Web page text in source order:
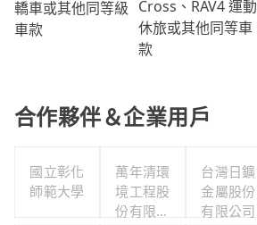
轎車或其他同等級
車款
Cross、RAV4 運動
休旅或其他同等車
款
合作夥伴＆企業用戶
國立彰化
師範大學
萬年清環
境工程股
份有限公
台灣日鑛
金屬股份
有限公司